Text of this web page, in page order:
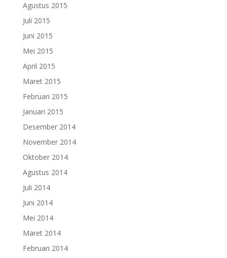
Agustus 2015
Juli 2015
Juni 2015
Mei 2015
April 2015
Maret 2015
Februari 2015
Januari 2015
Desember 2014
November 2014
Oktober 2014
Agustus 2014
Juli 2014
Juni 2014
Mei 2014
Maret 2014
Februari 2014